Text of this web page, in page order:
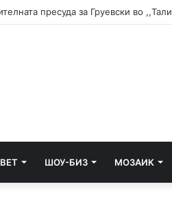
ШОУ-БИЗ МОЗАИК